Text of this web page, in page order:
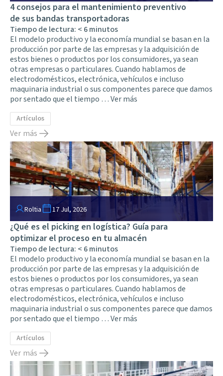
4 consejos para el mantenimiento preventivo
de sus bandas transportadoras
Tiempo de lectura: < 6minutos
El modelo productivo y la economía mundial se basan en la
producción por parte de las empresas y la adquisición de
estos bienes o productos por los consumidores, ya sean
otras empresas o particulares. Cuando hablamos de
electrodomésticos, electrónica, vehículos e incluso
maquinaria industrial o sus componentes parece que damos
por sentado que el tiempo …Ver más
Artículos
Ver más
Roltia 17 Jul, 2026
¿Qué es el picking en logística? Guía para
optimizar el proceso en tu almacén
Tiempo de lectura: < 6minutos
El modelo productivo y la economía mundial se basan en la
producción por parte de las empresas y la adquisición de
estos bienes o productos por los consumidores, ya sean
otras empresas o particulares. Cuando hablamos de
electrodomésticos, electrónica, vehículos e incluso
maquinaria industrial o sus componentes parece que damos
por sentado que el tiempo …Ver más
Artículos
Ver más